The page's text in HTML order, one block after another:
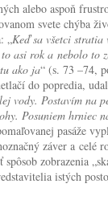
alebo aspoň
svete chýba
„Keď sa všetci stratia
asi rok a nebolo to
ako ja“ (s. 73 –74,
do popredia,
vody. Postavím na
Posuniem hrniec
pasáže
záver a celé
zobrazenia
istých